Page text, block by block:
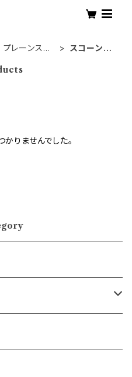
プレーンスコ
スコーンギ
りませんでした。